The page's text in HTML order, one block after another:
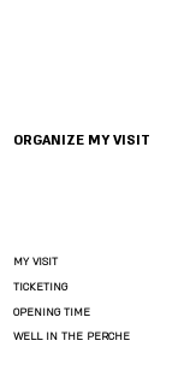
ORGANIZE MY VISIT
MY VISIT
TICKETING
OPENING TIME
WELL IN THE PERCHE